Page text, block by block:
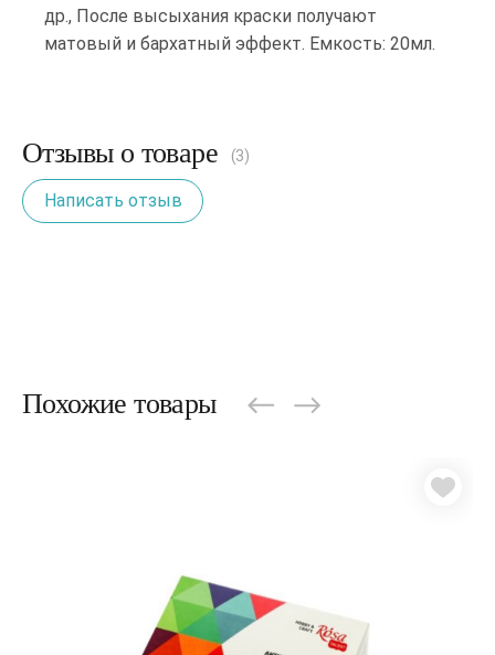
др., После высыхания краски получают
матовый и бархатный эффект. Емкость: 20мл.
Отзывы о товаре (3)
Написать отзыв
Похожие товары